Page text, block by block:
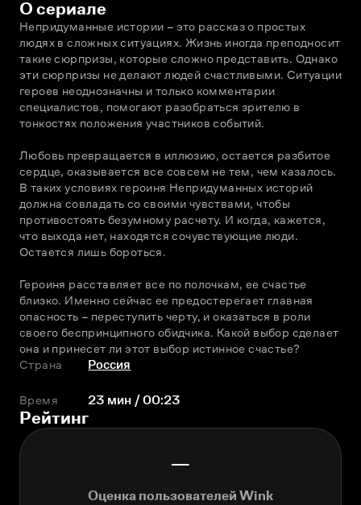
О сериале
Непридуманные истории – это рассказ о простых
людях в сложных ситуациях. Жизнь иногда преподносит
такие сюрпризы, которые сложно представить. Однако
эти сюрпризы не делают людей счастливыми. Ситуации
героев неоднозначны и только комментарии
специалистов, помогают разобраться зрителю в
тонкостях положения участников событий.
Любовь превращается в иллюзию, остается разбитое
сердце, оказывается все совсем не тем, чем казалось.
В таких условиях героиня Непридуманных историй
должна совладать со своими чувствами, чтобы
противостоять безумному расчету. И когда, кажется,
что выхода нет, находятся сочувствующие люди.
Остается лишь бороться.
Героиня расставляет все по полочкам, ее счастье
близко. Именно сейчас ее предостерегает главная
опасность – переступить черту, и оказаться в роли
своего беспринципного обидчика. Какой выбор сделает
она и принесет ли этот выбор истинное счастье?
Страна
Россия
Время 23 мин / 00:23
Рейтинг
—
Оценка пользователей Wink